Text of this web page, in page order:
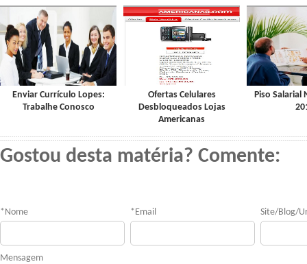
Enviar Currículo Lopes:
Trabalhe Conosco
Ofertas Celulares
Desbloqueados Lojas
Americanas
Piso Salarial
Gostou desta matéria? Comente:
* Nome * Email Site/Blog/
Mensagem